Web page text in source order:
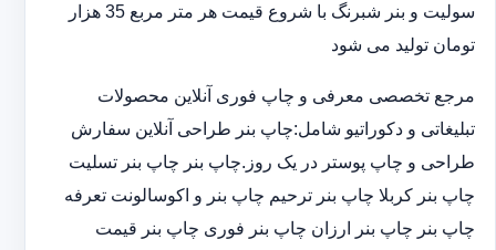
سولیت و بنر شبرنگ با شروع قیمت هر متر مربع 35 هزار
تومان تولید می شود
مرجع تخصصی معرفی و چاپ فوری آنلاین محصولات
تبلیغاتی و دکوراتیو شامل:چاپ بنر طراحی آنلاین سفارش
طراحی و چاپ پوستر در یک روز.چاپ بنر چاپ بنر تسلیت
چاپ بنر کربلا چاپ بنر ترحیم چاپ بنر و اکوسالونت تعرفه
چاپ بنر چاپ بنر ارزان چاپ بنر فوری چاپ بنر قیمت